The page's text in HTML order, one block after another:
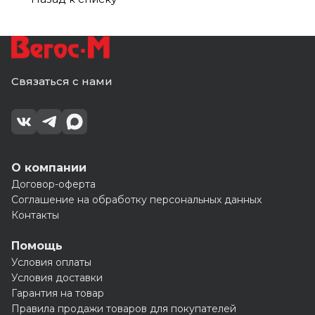
Связаться с нами
О компании
Договор-оферта
Соглашение на обработку персональных данных
Контакты
Помощь
Условия оплаты
Условия доставки
Гарантия на товар
Правила продажи товаров для покупателей